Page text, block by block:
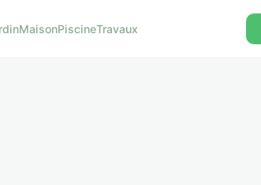
MaisonPiscineTravaux